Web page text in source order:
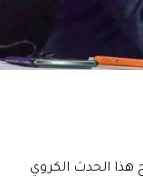
هذا الحدث الكروي